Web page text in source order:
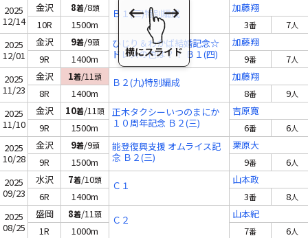
2025
12/14
金沢 8着/8頭 Ｂ１(三)特別編成
加藤翔
10R
1500m 3番 7人
2025
12/01
金沢 9着/9頭
ひじり＆わかば結婚記念☆
ドレスの色は？！ Ｂ１(四)
加藤翔
9R
1400m 9番 7人
2025
11/23
金沢 1着/11頭 Ｂ２(九)特別編成
加藤翔
8R
1400m 8番 9人
2025
11/10
金沢 10着/11頭
正木タクシーいつのまにか
１０周年記念 Ｂ２(三)
吉原寛
9R
1500m 6番 6人
2025
10/28
金沢 9着/9頭
能登復興支援 オムライス記
念 Ｂ２(三)
栗原大
9R
1500m 9番 6人
2025
09/23
水沢 7着/10頭 Ｃ１
山本政
6R
1400m 3番 8人
2025
08/25
盛岡 8着/11頭 Ｃ２
山本紀
1R
1000m 7番 6人